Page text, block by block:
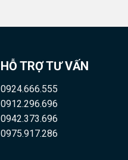
HỖ TRỢ TƯ VẤN
0924.666.555
0912.296.696
0942.373.696
0975.917.286